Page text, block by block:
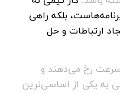
بلکه راهی
ارتباطات و حل
سرعت رخ می‌دهند و
به یکی از اساسی‌ترین